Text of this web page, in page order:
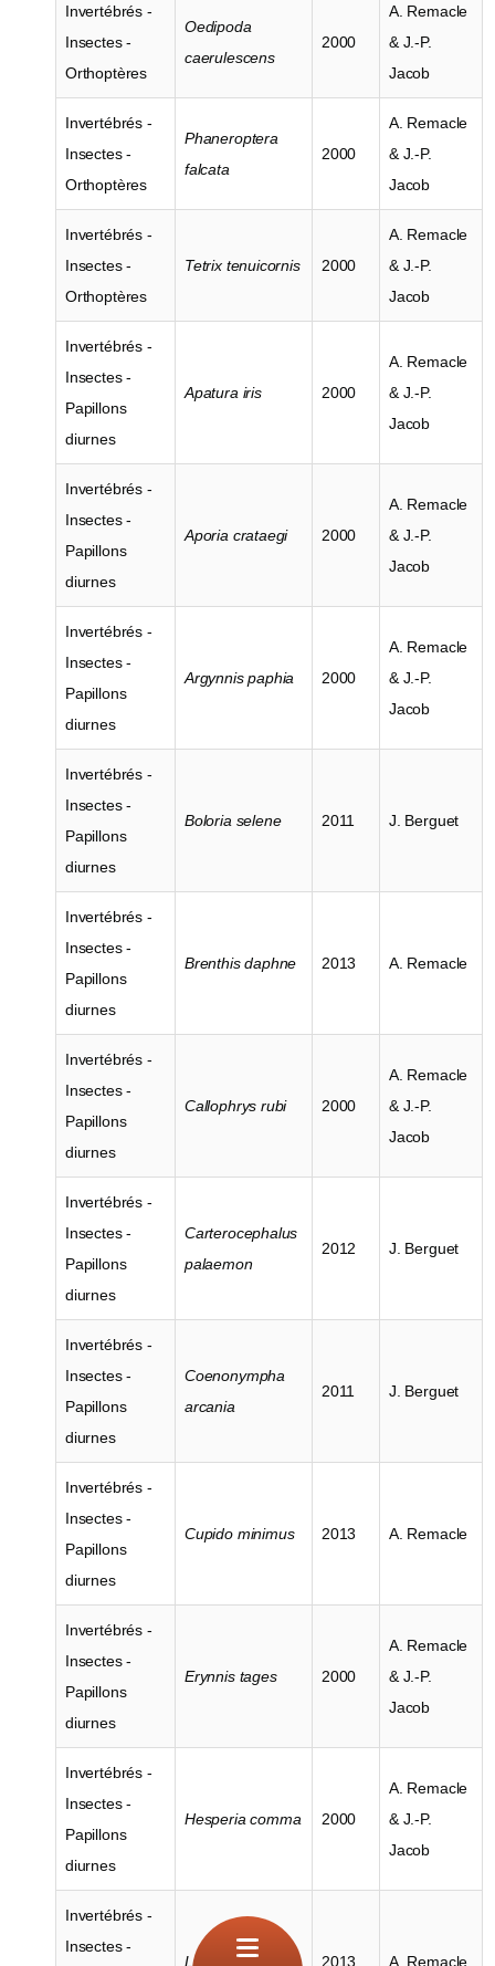
Invertébrés -
Insectes -
Orthoptères
Oedipoda
caerulescens
2000
A. Remacle
& J.-P.
Jacob
Invertébrés -
Insectes -
Orthoptères
Phaneroptera
falcata
2000
A. Remacle
& J.-P.
Jacob
Invertébrés -
Insectes -
Orthoptères
Tetrix tenuicornis 2000
A. Remacle
& J.-P.
Jacob
Invertébrés -
Insectes -
Papillons
diurnes
Apatura iris 2000
A. Remacle
& J.-P.
Jacob
Invertébrés -
Insectes -
Papillons
diurnes
Aporia crataegi 2000
A. Remacle
& J.-P.
Jacob
Invertébrés -
Insectes -
Papillons
diurnes
Argynnis paphia 2000
A. Remacle
& J.-P.
Jacob
Invertébrés -
Insectes -
Papillons
diurnes
Boloria selene 2011 J. Berguet
Invertébrés -
Insectes -
Papillons
diurnes
Brenthis daphne 2013 A. Remacle
Invertébrés -
Insectes -
Papillons
diurnes
Callophrys rubi 2000
A. Remacle
& J.-P.
Jacob
Invertébrés -
Insectes -
Papillons
diurnes
Carterocephalus
palaemon
2012 J. Berguet
Invertébrés -
Insectes -
Papillons
diurnes
Coenonympha
arcania
2011 J. Berguet
Invertébrés -
Insectes -
Papillons
diurnes
Cupido minimus 2013 A. Remacle
Invertébrés -
Insectes -
Papillons
diurnes
Erynnis tages 2000
A. Remacle
& J.-P.
Jacob
Invertébrés -
Insectes -
Papillons
diurnes
Hesperia comma 2000
A. Remacle
& J.-P.
Jacob
Invertébrés -
Insectes -
Lycaena dispar
2013 A. Remacle